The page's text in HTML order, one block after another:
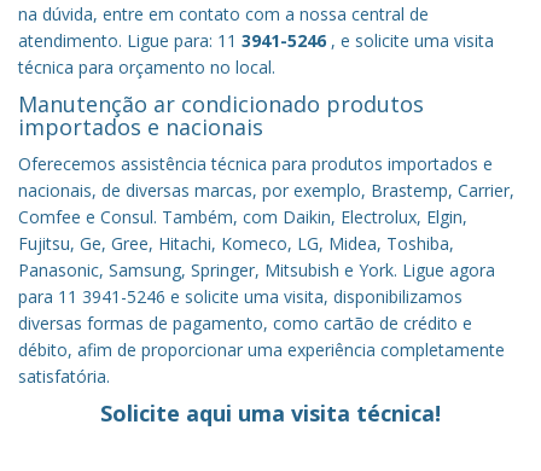
na dúvida, entre em contato com a nossa central de
atendimento. Ligue para: 11 3941-5246 , e solicite uma visita
técnica para orçamento no local.
Manutenção ar condicionado produtos
importados e nacionais
Oferecemos assistência técnica para produtos importados e
nacionais, de diversas marcas, por exemplo, Brastemp, Carrier,
Comfee e Consul. Também, com Daikin, Electrolux, Elgin,
Fujitsu, Ge, Gree, Hitachi, Komeco, LG, Midea, Toshiba,
Panasonic, Samsung, Springer, Mitsubish e York. Ligue agora
para 11 3941-5246 e solicite uma visita, disponibilizamos
diversas formas de pagamento, como cartão de crédito e
débito, afim de proporcionar uma experiência completamente
satisfatória.
Solicite aqui uma visita técnica!